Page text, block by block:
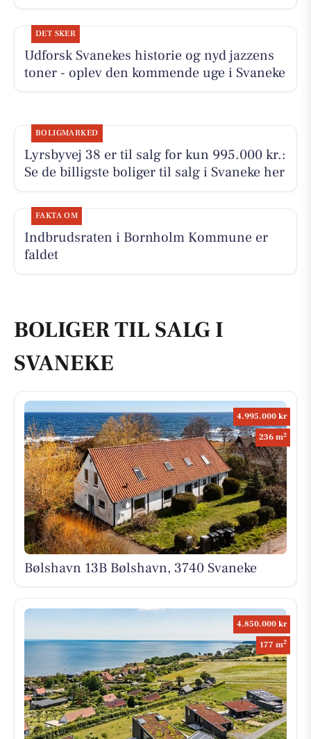
DET SKER
Udforsk Svanekes historie og nyd jazzens
toner - oplev den kommende uge i Svaneke
BOLIGMARKED
Lyrsbyvej 38 er til salg for kun 995.000 kr.:
Se de billigste boliger til salg i Svaneke her
FAKTA OM
Indbrudsraten i Bornholm Kommune er
faldet
BOLIGER TIL SALG I
SVANEKE
4.995.000 kr
236 m2
Bølshavn 13B Bølshavn, 3740 Svaneke
4.850.000 kr
177 m2